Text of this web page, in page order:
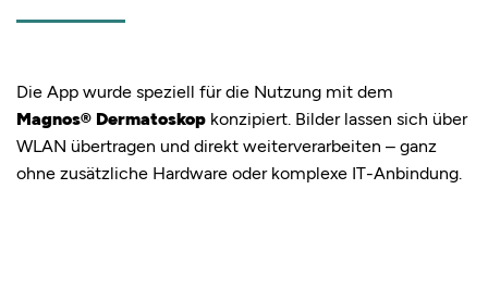
Die App wurde speziell für die Nutzung mit dem
Magnos® Dermatoskop konzipiert. Bilder lassen sich über
WLAN übertragen und direkt weiterverarbeiten – ganz
ohne zusätzliche Hardware oder komplexe IT-Anbindung.